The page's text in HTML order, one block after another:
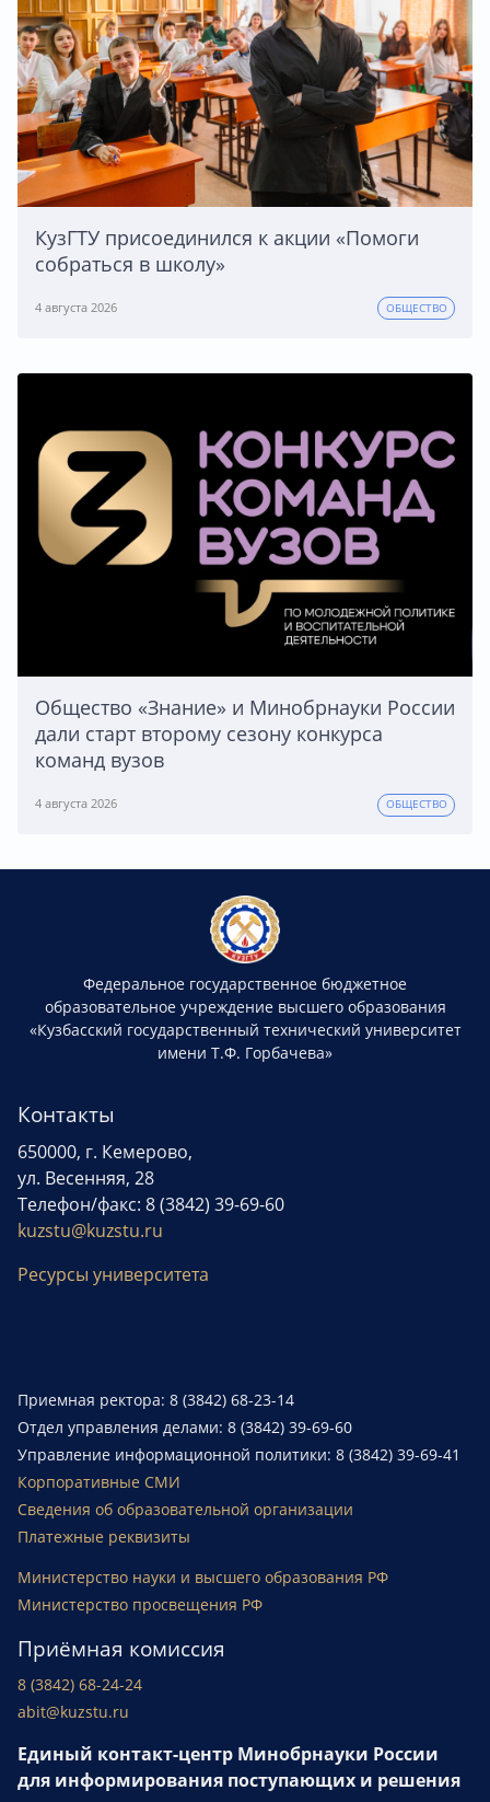
КузГТУ присоединился к акции «Помоги
собраться в школу»
4 августа 2026 ОБЩЕСТВО
Общество «Знание» и Минобрнауки России
дали старт второму сезону конкурса
команд вузов
4 августа 2026 ОБЩЕСТВО
Федеральное государственное бюджетное
образовательное учреждение высшего образования
«Кузбасский государственный технический университет
имени Т.Ф. Горбачева»
Контакты
650000, г. Кемерово,
ул. Весенняя, 28
Телефон/факс: 8 (3842) 39-69-60
kuzstu@kuzstu.ru
Ресурсы университета
Приемная ректора: 8 (3842) 68-23-14
Отдел управления делами: 8 (3842) 39-69-60
Управление информационной политики: 8 (3842) 39-69-41
Корпоративные СМИ
Сведения об образовательной организации
Платежные реквизиты
Министерство науки и высшего образования РФ
Министерство просвещения РФ
Приёмная комиссия
8 (3842) 68-24-24
abit@kuzstu.ru
Единый контакт-центр Минобрнауки России
для информирования поступающих и решения